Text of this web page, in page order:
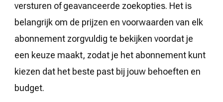
versturen of geavanceerde zoekopties. Het is
belangrijk om de prijzen en voorwaarden van elk
abonnement zorgvuldig te bekijken voordat je
een keuze maakt, zodat je het abonnement kunt
kiezen dat het beste past bij jouw behoeften en
budget.